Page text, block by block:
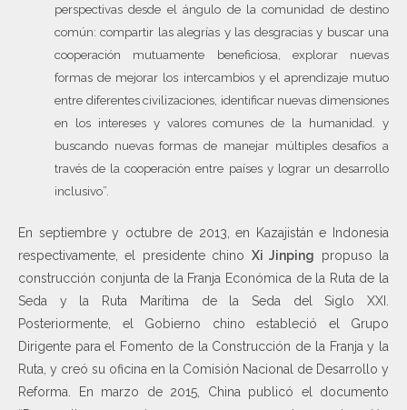
perspectivas desde el ángulo de la comunidad de destino
común: compartir las alegrías y las desgracias y buscar una
cooperación mutuamente beneficiosa, explorar nuevas
formas de mejorar los intercambios y el aprendizaje mutuo
entre diferentes civilizaciones, identificar nuevas dimensiones
en los intereses y valores comunes de la humanidad. y
buscando nuevas formas de manejar múltiples desafíos a
través de la cooperación entre países y lograr un desarrollo
inclusivo”.
En septiembre y octubre de 2013, en Kazajistán e Indonesia
respectivamente, el presidente chino Xi Jinping propuso la
construcción conjunta de la Franja Económica de la Ruta de la
Seda y la Ruta Marítima de la Seda del Siglo XXI.
Posteriormente, el Gobierno chino estableció el Grupo
Dirigente para el Fomento de la Construcción de la Franja y la
Ruta, y creó su oficina en la Comisión Nacional de Desarrollo y
Reforma. En marzo de 2015, China publicó el documento